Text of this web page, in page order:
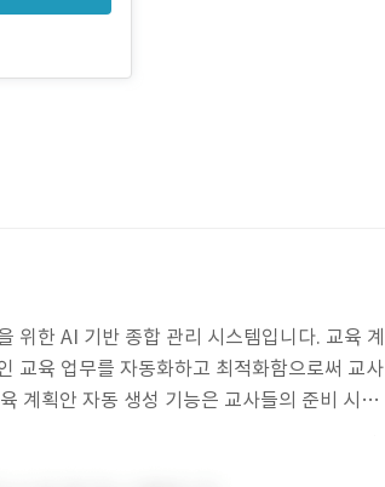
한 AI 기반 종합 관리 시스템입니다. 교육 계
교육 업무를 자동화하고 최적화함으로써 교사
계획안 자동 생성 기능은 교사들의 준비 시간